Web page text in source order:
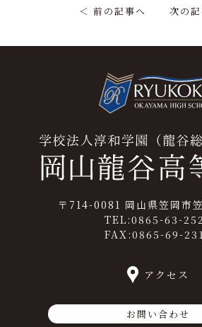
＜ 前の記事へ 次の
〒714-0081 岡山県笠岡市
TEL:0865-63-
FAX:0865-69-
アクセス
お問い合わせ